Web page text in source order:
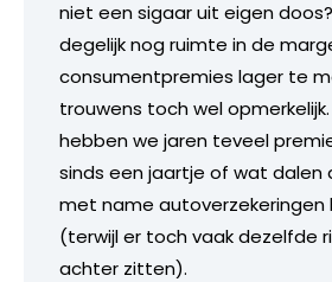
niet een sigaar uit eigen doos?
degelijk nog ruimte in de
consumentpremies lager te
trouwens toch wel opmerkelijk.
hebben we jaren teveel
sinds een jaartje of wat dalen
met name autoverzekeringen
(terwijl er toch vaak dezelfde
achter zitten).